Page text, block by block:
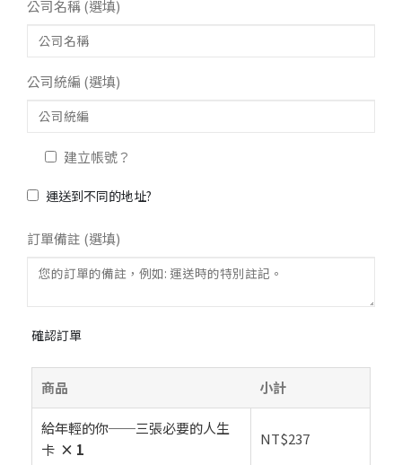
公司名稱(選填)
公司統編 (選填)
建立帳號？
運送到不同的地址?
訂單備註 (選填)
確認訂單
商品 小計
給年輕的你──三張必要的人生
卡 × 1
NT$237